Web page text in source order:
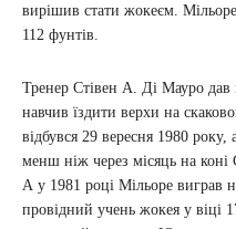
вирішив стати жокеєм.
112 фунтів.
Тренер Стівен А. Ді Мауро
навчив їздити верхи на
відбувся 29 вересня 1980
менш ніж через місяць на коні
А у 1981 році Мільоре виграв
провідний учень жокея у віці